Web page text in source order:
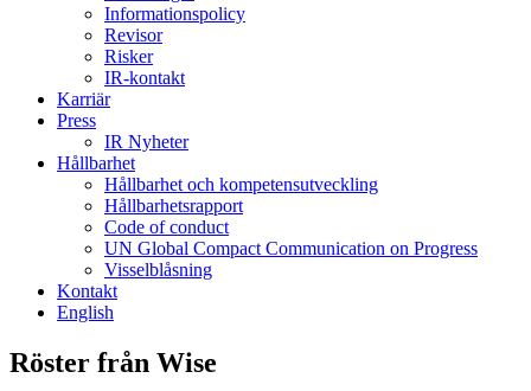
Informationspolicy
Revisor
Risker
IR-kontakt
Karriär
Press
IR Nyheter
Hållbarhet
Hållbarhet och kompetensutveckling
Hållbarhetsrapport
Code of conduct
UN Global Compact Communication on Progress
Visselblåsning
Kontakt
English
Röster från Wise